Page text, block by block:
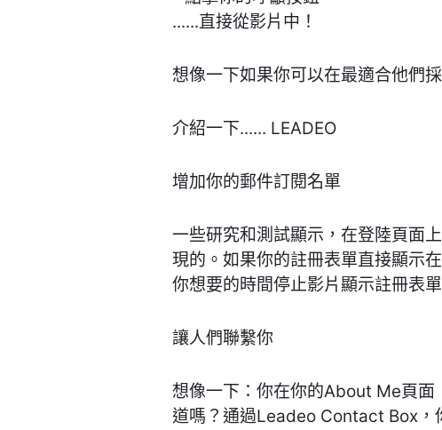
......直接從影片中！
想像一下如果你可以在最適合他們
介紹一下...... LEADEO
增加你的郵件訂閱名單
一些研究和測試顯示，在登陸頁面
現的。如果你的註冊表單直接顯示
你想要的時間停止影片顯示註冊表單
讓人們聯繫你
想像一下：你在你的About Me頁面
道嗎？通過Leadeo Contact Box，